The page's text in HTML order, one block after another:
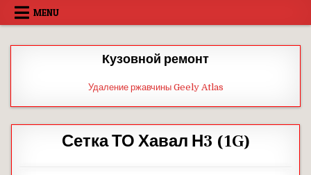
Skip
MENU
Кузовной ремонт
Удаление ржавчины Geely Atlas
Сетка ТО Хавал Н3 (1G)